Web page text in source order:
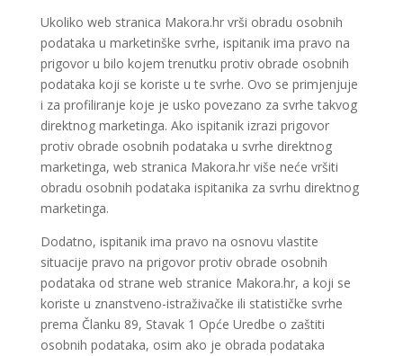
Ukoliko web stranica Makora.hr vrši obradu osobnih
podataka u marketinške svrhe, ispitanik ima pravo na
prigovor u bilo kojem trenutku protiv obrade osobnih
podataka koji se koriste u te svrhe. Ovo se primjenjuje
i za profiliranje koje je usko povezano za svrhe takvog
direktnog marketinga. Ako ispitanik izrazi prigovor
protiv obrade osobnih podataka u svrhe direktnog
marketinga, web stranica Makora.hr više neće vršiti
obradu osobnih podataka ispitanika za svrhu direktnog
marketinga.
Dodatno, ispitanik ima pravo na osnovu vlastite
situacije pravo na prigovor protiv obrade osobnih
podataka od strane web stranice Makora.hr, a koji se
koriste u znanstveno-istraživačke ili statističke svrhe
prema Članku 89, Stavak 1 Opće Uredbe o zaštiti
osobnih podataka, osim ako je obrada podataka